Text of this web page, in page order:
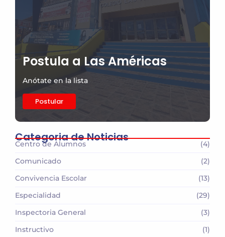
Postula a Las Américas
Anótate en la lista
Postular
Categoria de Noticias
Centro de Alumnos
(4)
Comunicado
(2)
Convivencia Escolar
(13)
Especialidad
(29)
Inspectoria General
(3)
Instructivo
(1)